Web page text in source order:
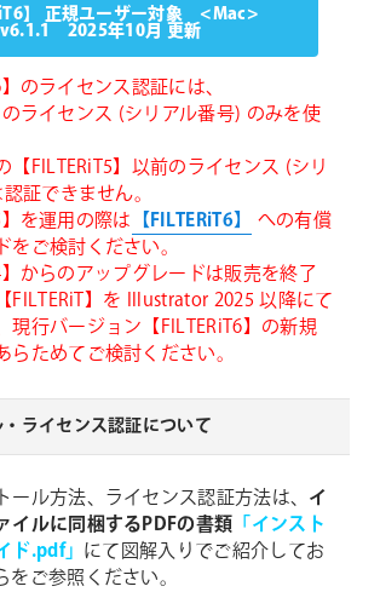
】 正規ユーザー対象 <Mac>
v6.1.1 2025年10月 更新
のライセンス認証には、
のライセンス (シリアル番号) のみを使
【FILTERiT5】以前のライセンス (シリ
証できません。
を運用の際は 【FILTERiT6】
への有償
をご検討ください。
からのアップグレードは販売を終了
FILTERiT】を Illustrator 2025 以降にて
現行バージョン【FILTERiT6】の新規
らためてご検討ください。
ライセンス認証について
ール方法、ライセンス認証方法は、 イ
イルに同梱するPDFの書類 「インスト
ド.pdf」 にて図解入りでご紹介してお
をご参照ください。